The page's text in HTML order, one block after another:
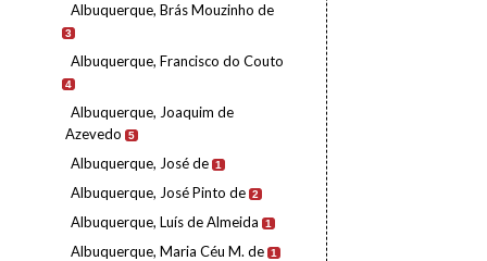
Albuquerque, Brás Mouzinho de
3
Albuquerque, Francisco do Couto
4
Albuquerque, Joaquim de
Azevedo
5
Albuquerque, José de 1
Albuquerque, José Pinto de 2
Albuquerque, Luís de Almeida 1
Albuquerque, Maria Céu M. de 1